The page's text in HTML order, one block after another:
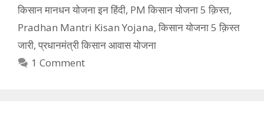
किसान मानधन योजना इन हिंदी, PM किसान योजना 5 क़िस्त,
Pradhan Mantri Kisan Yojana, किसान योजना 5 क़िस्त
जारी, प्रधानमंत्री किसान आवास योजना
1 Comment